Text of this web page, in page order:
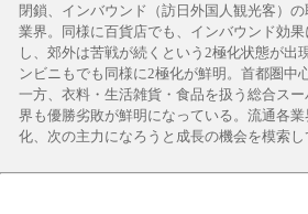
閉鎖、インバウンド（訪日外国人観光客）
業界。同様に百貨店でも、インバウンド効
し、郊外は苦戦が続くという2極化状態が出
ンビニもでも同様に2極化が鮮明。首都圏中
一方、衣料・生活雑貨・食品を扱う総合ス
界も優勝劣敗が鮮明になっている。流通各
化、次の主力になろうと成長の機会を模索し